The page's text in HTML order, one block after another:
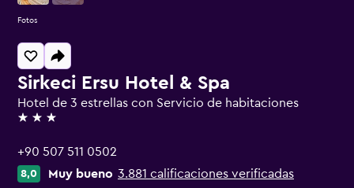
Sirkeci Ersu Hotel & Spa
Hotel de 3 estrellas con Servicio de habitaciones
3 estrellas
+90 507 511 0502
8,0 Muy bueno 3.881 calificaciones verificadas
Fotos